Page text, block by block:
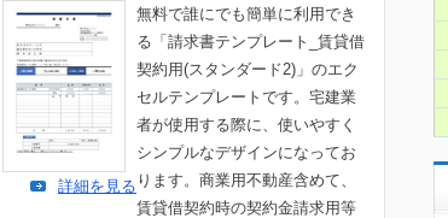
無料で誰にでも簡単に利用でき
る「請求書テンプレート_賃貸借
契約用(スタンダード2)」のエク
セルテンプレートです。宅建業
者が使用する際に、使いやすく
シンプルなデザインになってお
ります。商業用不動産含めて、
賃貸借契約時の契約金請求用等
詳細を見る